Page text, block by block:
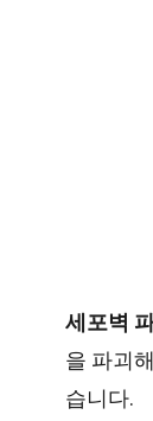
세포벽
을 파괴
습니다.